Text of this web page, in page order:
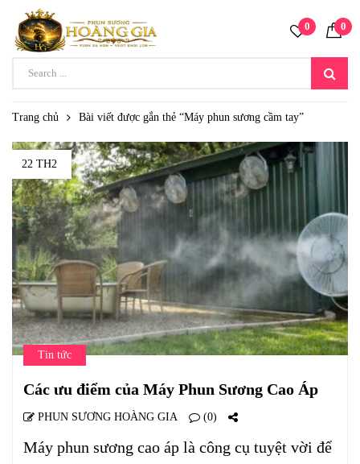
0 0
Trang chủ Bài viết được gắn thẻ “Máy phun sương cầm tay”
22 TH2
Tin tức
Các ưu điểm của Máy Phun Sương Cao Áp
PHUN SƯƠNG HOÀNG GIA (0)
Máy phun sương cao áp là công cụ tuyệt vời để